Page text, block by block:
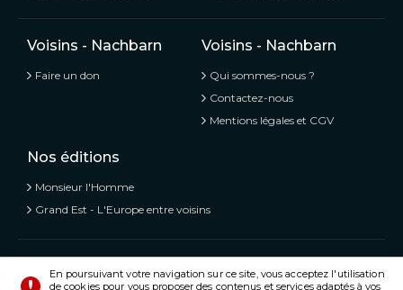
Voisins - Nachbarn
Faire un don
Voisins - Nachbarn
Qui sommes-nous ?
Contactez-nous
Mentions légales et CGV
Nos éditions
Monsieur l'Homme
Grand Est - L'Europe entre voisins
Voisins - Nachbarn, L’information libre et mitoyenne
En poursuivant votre navigation sur ce site, vous acceptez l'utilisation
de cookies pour vous proposer des contenus et services adaptés à vos